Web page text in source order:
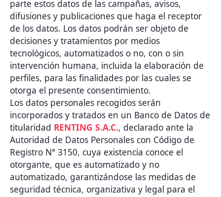
parte estos datos de las campañas, avisos,
difusiones y publicaciones que haga el receptor
de los datos. Los datos podrán ser objeto de
decisiones y tratamientos por medios
tecnológicos, automatizados o no, con o sin
intervención humana, incluida la elaboración de
perfiles, para las finalidades por las cuales se
otorga el presente consentimiento.
Los datos personales recogidos serán
incorporados y tratados en un Banco de Datos de
titularidad RENTING S.A.C., declarado ante la
Autoridad de Datos Personales con Código de
Registro N° 3150, cuya existencia conoce el
otorgante, que es automatizado y no
automatizado, garantizándose las medidas de
seguridad técnica, organizativa y legal para el